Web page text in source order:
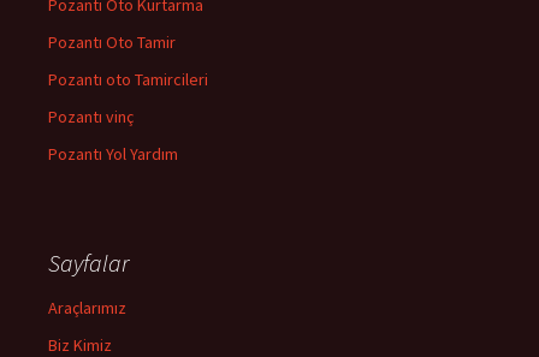
Pozantı Oto Kurtarma
Pozantı Oto Tamir
Pozantı oto Tamircileri
Pozantı vinç
Pozantı Yol Yardım
Sayfalar
Araçlarımız
Biz Kimiz